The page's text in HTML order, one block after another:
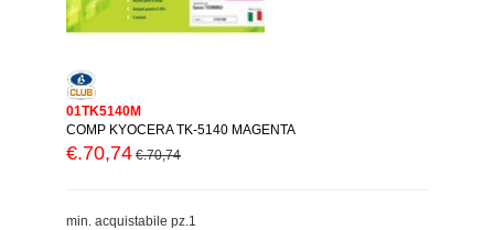
01TK5140M
COMP KYOCERA TK-5140 MAGENTA
€.70,74 €.70,74
min. acquistabile pz.1